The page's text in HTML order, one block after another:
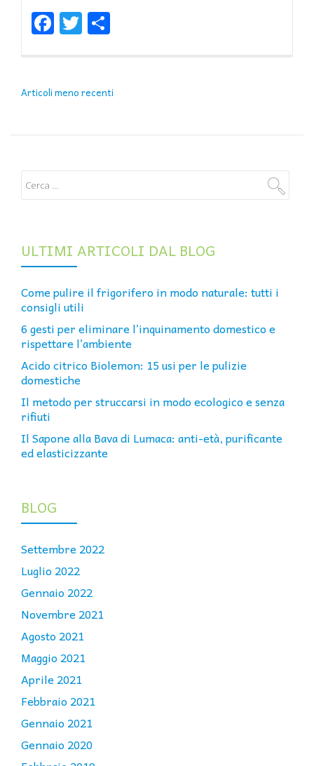
FacebookTwitter
NAVIGAZIONE
Articoli meno recenti
ULTIMI ARTICOLI DAL BLOG
Come pulire il frigorifero in modo naturale: tutti i
consigli utili
6 gesti per eliminare l’inquinamento domestico e
rispettare l’ambiente
Acido citrico Biolemon: 15 usi per le pulizie
domestiche
Il metodo per struccarsi in modo ecologico e senza
rifiuti
Il Sapone alla Bava di Lumaca: anti-età, purificante
ed elasticizzante
BLOG
Settembre 2022
Luglio 2022
Gennaio 2022
Novembre 2021
Agosto 2021
Maggio 2021
Aprile 2021
Febbraio 2021
Gennaio 2021
Gennaio 2020